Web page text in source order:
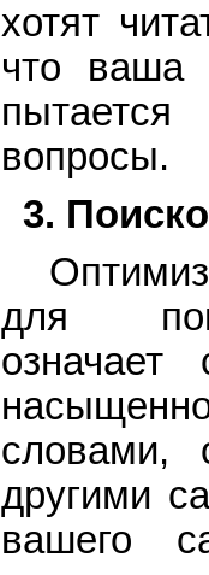
хотят
что ваша
вопросы.
3.
для
означает
словами,
другими
вашего